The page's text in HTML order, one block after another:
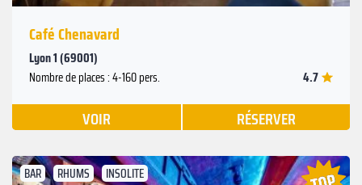
Café Chenavard
Lyon 1 (69001)
Nombre de places : 4-160 pers. 4.7
VOIR RÉSERVER
BAR RHUMS INSOLITE